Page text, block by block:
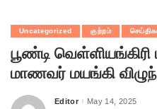
Uncategorized குற்றம்
பூண்டி
மாணவர் மயங்கி
Posted
Editor May 14, 2025